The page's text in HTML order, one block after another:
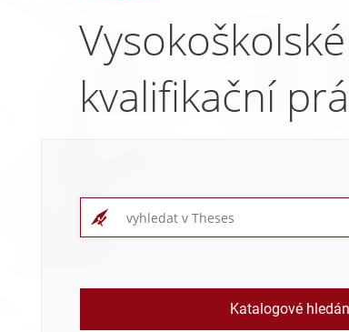
Vysokoškolské
kvalifikační
Katalogové